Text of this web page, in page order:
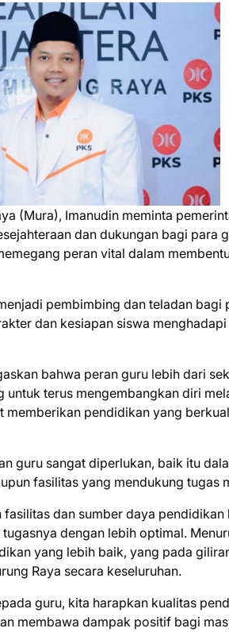
(Mura), Imanudin meminta
dan dukungan bagi para
peran vital dalam
pembimbing dan teladan bagi
dan kesiapan siswa menghadapi
bahwa peran guru lebih dari
terus mengembangkan diri
pendidikan yang
guru sangat diperlukan, baik itu
fasilitas yang mendukung tugas
dan sumber daya pendidikan
dengan lebih optimal.
yang lebih baik, yang pada
Raya secara keseluruhan.
guru, kita harapkan kualitas
membawa dampak positif bagi